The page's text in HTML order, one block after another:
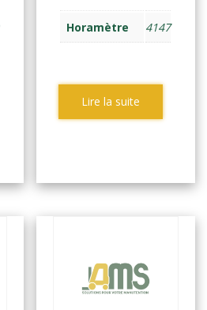
Horamètre 4147
Lire la suite